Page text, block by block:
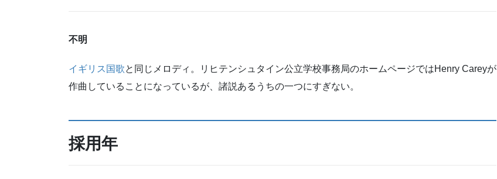
不明
イギリス国歌と同じメロディ。リヒテンシュタイン公立学校事務局のホームページではHenry Careyが
作曲していることになっているが、諸説あるうちの一つにすぎない。
採用年